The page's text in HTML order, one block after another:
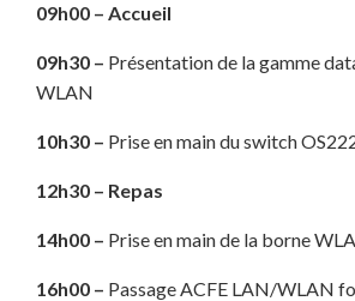
09h00 – Accueil
09h30 – Présentation de la gamme
WLAN
10h30 – Prise en main du switch
12h30 – Repas
14h00 – Prise en main de la borne
16h00 – Passage ACFE LAN/WLAN